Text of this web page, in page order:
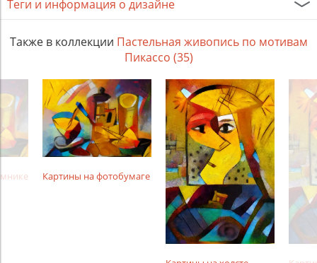
Теги и информация о дизайне
Также в коллекции Пастельная живопись по мотивам
Пикассо (35)
Картины на фотобумаге